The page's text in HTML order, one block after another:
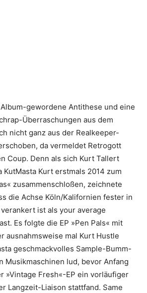
gewordene Antithese und eine
Überraschungen aus dem
nicht ganz aus der Realkeeper-
da vermeldet Retrogott
Coup. Denn als sich Kurt Tallert
KutMasta Kurt erstmals 2014 zum
zusammenschloßen, zeichnete
die Achse Köln/Kalifornien fester in
ist als your average
Es folgte die EP »Pen Pals« mit
ausnahmsweise mal Kurt Hustle
geschmackvolles Sample-Bumm-
Musikmaschinen lud, bevor Anfang
»Vintage Fresh«-EP ein vorläufiger
Langzeit-Liaison stattfand. Same